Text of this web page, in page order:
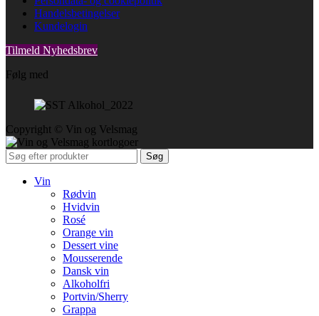
Handelsbetingelser
Kundelogin
Tilmeld Nyhedsbrev
Følg med
Copyright © Vin og Velsmag
Søg
Vin
Rødvin
Hvidvin
Rosé
Orange vin
Dessert vine
Mousserende
Dansk vin
Alkoholfri
Portvin/Sherry
Grappa